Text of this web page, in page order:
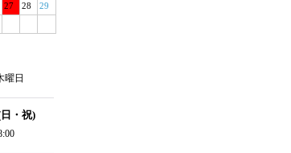
27 28
29
日
・祝)